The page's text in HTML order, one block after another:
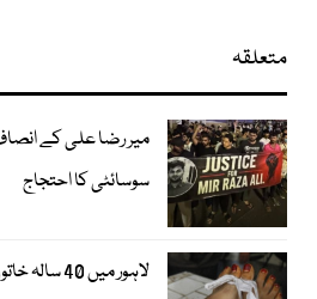
متعلقہ
میر رضا علی کے
سوسائٹی کا احتجاج
لاہور میں